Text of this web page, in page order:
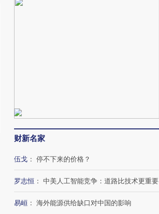
财新名家
伍戈 ： 停不下来的价格？
罗志恒 ： 中美人工智能竞争：道路比技术更重要
易峘 ： 海外能源供给缺口对中国的影响